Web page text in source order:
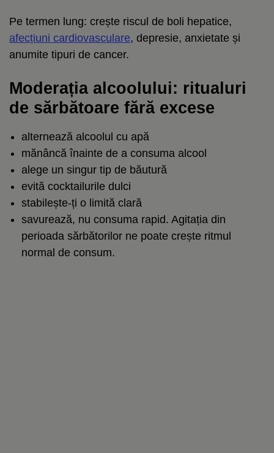
Pe termen lung: crește riscul de boli hepatice,
afecțiuni cardiovasculare, depresie, anxietate și
anumite tipuri de cancer.
Moderația alcoolului: ritualuri
de sărbătoare fără excese
alternează alcoolul cu apă
mănâncă înainte de a consuma alcool
alege un singur tip de băutură
evită cocktailurile dulci
stabilește-ți o limită clară
savurează, nu consuma rapid. Agitația din
perioada sărbătorilor ne poate crește ritmul
normal de consum.